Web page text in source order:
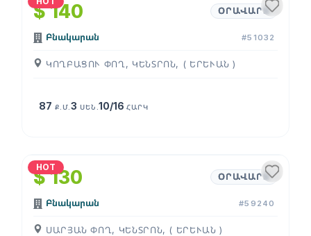
$ 140 ՕՐԱՎԱՐՁ
Բնակարան #51032
ԿՈՂԲԱՑՈՒ ՓՈՂ, ԿԵՆՏՐՈՆ, ( ԵՐԵՒԱՆ )
87 Ք.Մ.3 ՍԵՆ.10/16ՀԱՐԿ
HOT
$ 130 ՕՐԱՎԱՐՁ
Բնակարան #59240
ՍԱՐՅԱՆ ՓՈՂ, ԿԵՆՏՐՈՆ, ( ԵՐԵՒԱՆ )